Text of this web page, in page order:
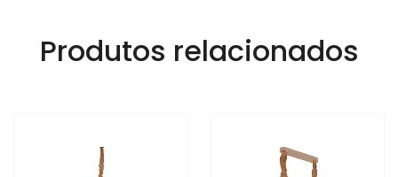
Produtos relacionados